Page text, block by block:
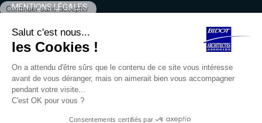
MENTIONS LÉGALES
16 rue Edouard Nieuport, 92150 Suresnes
+33 1 46 24 47 06
agence@bidot.fr